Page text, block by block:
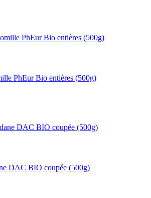
PhEur Bio entières (500g)
DAC BIO coupée (500g)